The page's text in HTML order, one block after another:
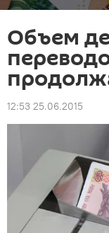
Объем
12:53 25.06.2015